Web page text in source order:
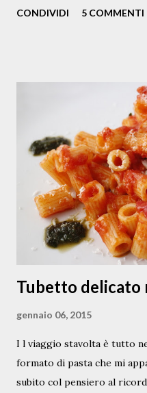
farina di mandorle un
fresca Caramello al caffè
zucchero 3 tazzine di caffè
namelaka : f ar fondere il
bassissima potenza e
far sciogliere il glucosio nel
fatta ammorbidire per 10
strizzata; aggiungere in tre
CONDIVIDI 5 COMMENTI
Tubetto delicato
gennaio 06, 2015
I l viaggio stavolta è tutto
formato di pasta che mi
subito col pensiero al